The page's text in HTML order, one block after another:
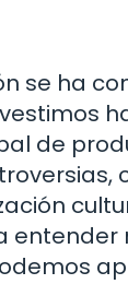
se ha
de